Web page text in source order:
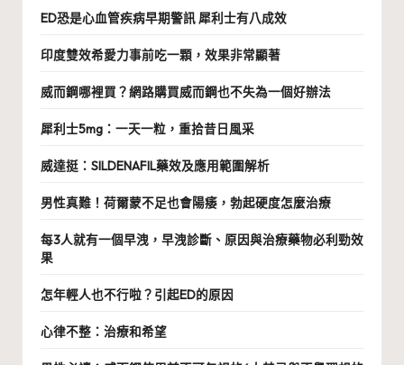
ED恐是心血管疾病早期警訊 犀利士有八成效
印度雙效希愛力事前吃一顆，效果非常顯著
威而鋼哪裡買？網路購買威而鋼也不失為一個好辦法
犀利士5mg：一天一粒，重拾昔日風采
威達挺：SILDENAFIL藥效及應用範圍解析
男性真難！荷爾蒙不足也會陽痿，勃起硬度怎麼治療
每3人就有一個早洩，早洩診斷、原因與治療藥物必利勁效
果
怎年輕人也不行啦？引起ED的原因
心律不整：治療和希望